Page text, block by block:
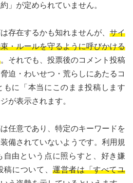
」が定められていません。
存在するかも知れませんが、 サイ
・ルールを守るように呼びかける
。それでも、投票後のコメント投稿
迫・わいせつ・荒らしにあたるコ
もに「本当にこのまま投稿します
が表示されます。
任意であり、特定のキーワードを
備されていないようです。利用規
自由という点に照らすと、好き嫌
稿について、運営者は「すべてユ